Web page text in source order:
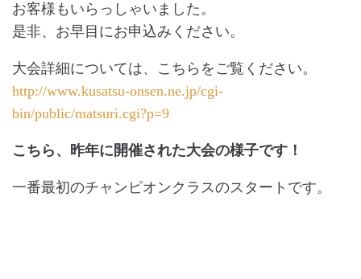
お客様もいらっしゃいました。
是非、お早目にお申込みください。
大会詳細については、こちらをご覧ください。
http://www.kusatsu-onsen.ne.jp/cgi-
bin/public/matsuri.cgi?p=9
こちら、昨年に開催された大会の様子です！
一番最初のチャンピオンクラスのスタートです。